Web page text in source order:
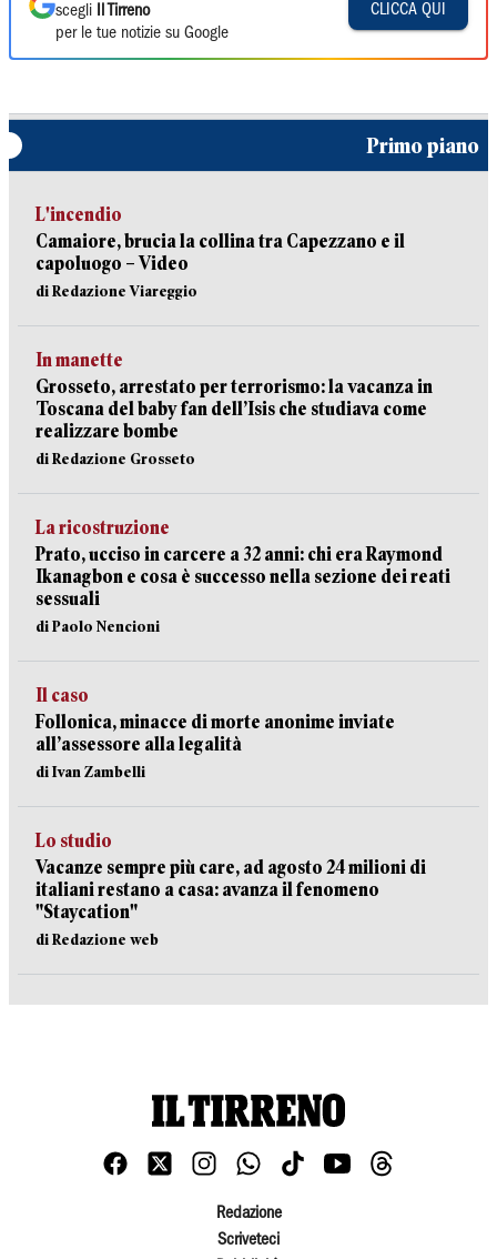
scegli
Il Tirreno
per le tue notizie su Google
CLICCA QUI
Primo piano
L'incendio
Camaiore, brucia la collina tra Capezzano e il
capoluogo – Video
di Redazione Viareggio
In manette
Grosseto, arrestato per terrorismo: la vacanza in
Toscana del baby fan dell’Isis che studiava come
realizzare bombe
di Redazione Grosseto
La ricostruzione
Prato, ucciso in carcere a 32 anni: chi era Raymond
Ikanagbon e cosa è successo nella sezione dei reati
sessuali
di Paolo Nencioni
Il caso
Follonica, minacce di morte anonime inviate
all’assessore alla legalità
di Ivan Zambelli
Lo studio
Vacanze sempre più care, ad agosto 24 milioni di
italiani restano a casa: avanza il fenomeno
"Staycation"
di Redazione web
Redazione
Scriveteci